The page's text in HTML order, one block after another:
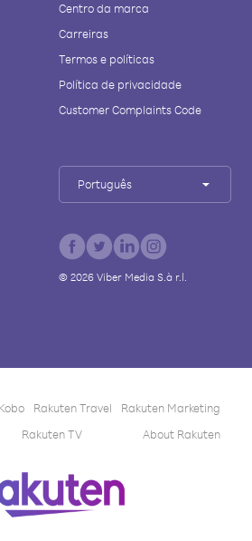
Centro da marca
Carreiras
Termos e políticas
Política de privacidade
Customer Complaints Code
Português
© 2026Viber Media S.à r.l.
Rakuten Travel
Rakuten Marketing
Rakuten TV About Rakuten